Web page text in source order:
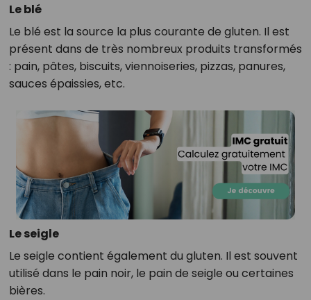
Le blé
Le blé est la source la plus courante de gluten. Il est
présent dans de très nombreux produits transformés
: pain, pâtes, biscuits, viennoiseries, pizzas, panures,
sauces épaissies, etc.
Le seigle
Le seigle contient également du gluten. Il est souvent
utilisé dans le pain noir, le pain de seigle ou certaines
bières.